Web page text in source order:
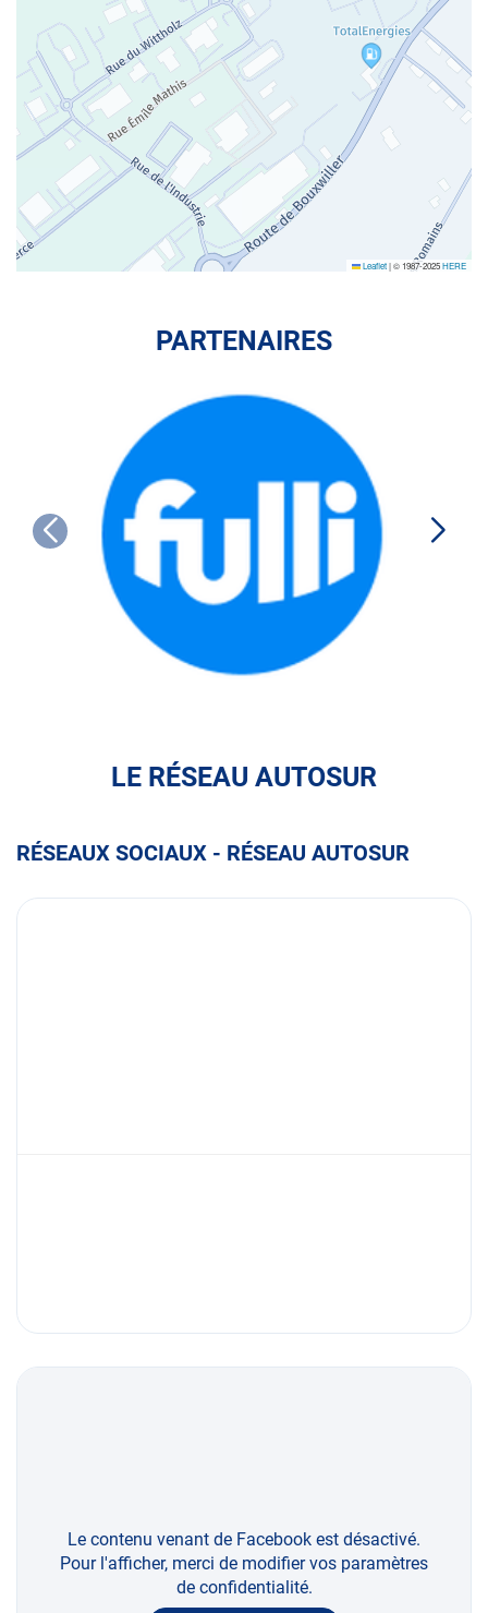
Leaflet|© 1987-2025HERE
PARTENAIRES
LE RÉSEAU AUTOSUR
RÉSEAUX SOCIAUX - RÉSEAU AUTOSUR
Le contenu venant de Facebook est désactivé.
Pour l'afficher, merci de modifier vos paramètres
de confidentialité.